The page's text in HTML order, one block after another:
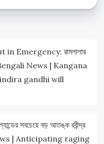
Emergency: রামলালার
– Bengali News | Kangana
gandhi will
সবচেয়ে বড় আতঙ্ক রবীন্দ্র
| Anticipating raging